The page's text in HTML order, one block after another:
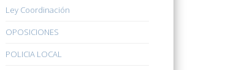
Ley Coordinación
OPOSICIONES
POLICIA LOCAL